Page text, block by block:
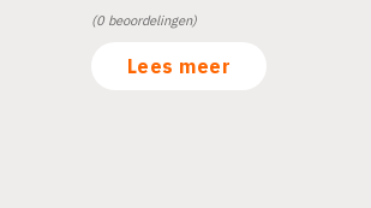
(0 beoordelingen)
Lees meer